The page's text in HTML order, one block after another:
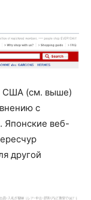
США (см. выше)
с
Японские веб-
другой